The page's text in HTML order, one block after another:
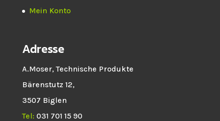
Mein Konto
Adresse
A.Moser, Technische Produkte
Bärenstutz 12,
3507 Biglen
Tel: 031 701 15 90